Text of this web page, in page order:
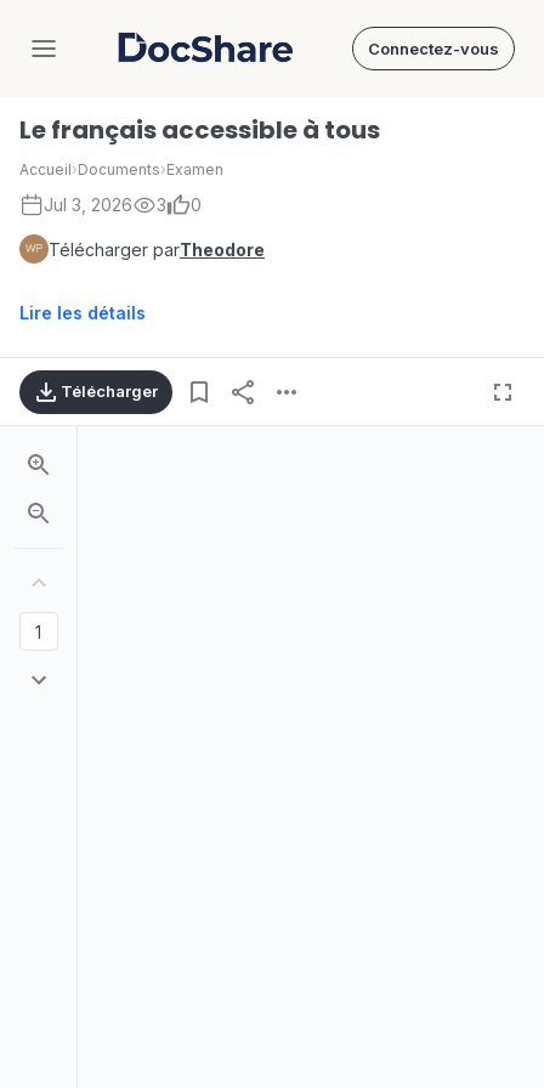
DocShare Connectez-vous
Le français accessible à tous
Accueil›Documents›Examen
Jul 3, 2026 3 0
Télécharger parTheodore
Lire les détails
Télécharger